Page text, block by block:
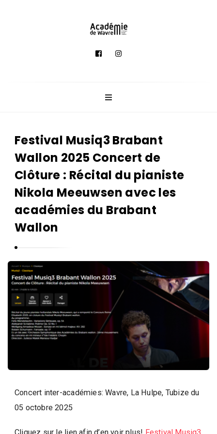
e
d
e
M
u
s
q
u
e
,
D
a
n
s
e
t
Festival Musiq3 Brabant
Wallon 2025 Concert de
Clôture : Récital du pianiste
Nikola Meeuwsen avec les
académies du Brabant
Wallon
Concert inter-académies: Wavre, La Hulpe, Tubize du
05 octobre 2025